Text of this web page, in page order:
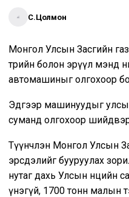
С.Цолмон
Монгол Улсын Засгийн
төрийн болон эрүүл мэнд
автомашиныг олгохоор
Эдгээр машинуудыг улсын
суманд олгохоор
Түүнчлэн Монгол Улсын
эрсдэлийг бууруулах
нутаг дахь Улсын нөөцийн
үнэгүй, 1700 тонн малын